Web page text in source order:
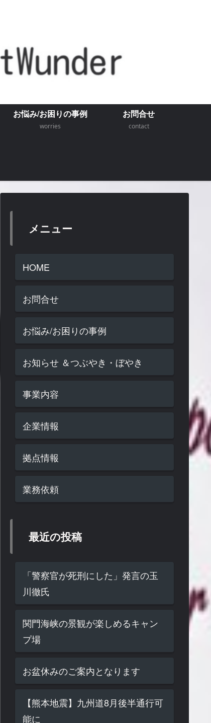
お悩み/お困りの事例
worries
お問合せ
contact
メニュー
HOME
お問合せ
お悩み/お困りの事例
お知らせ ＆つぶやき・ぼやき
事業内容
企業情報
拠点情報
業務依頼
最近の投稿
「警察官が死刑にした」発言の玉
川徹氏
関門海峡の景観が楽しめるキャン
プ場
お盆休みのご案内となります
【熊本地震】九州道8月後半通行可
能に